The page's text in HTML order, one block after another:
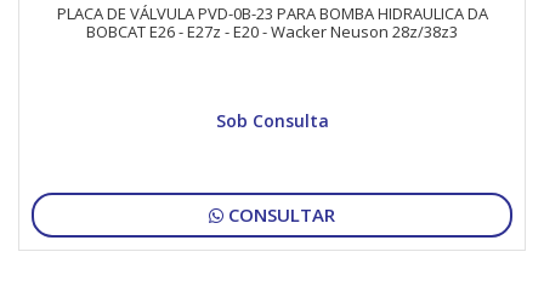
PLACA DE VÁLVULA PVD-0B-23 PARA BOMBA HIDRAULICA DA
BOBCAT E26 - E27z - E20 - Wacker Neuson 28z/38z3
Sob Consulta
CONSULTAR